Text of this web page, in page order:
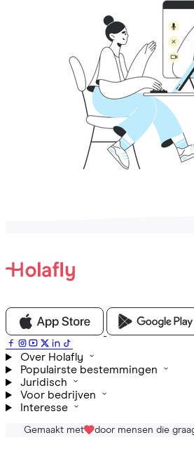
Over Holafly
Populairste bestemmingen
Juridisch
Voor bedrijven
Interesse
Gemaakt met door mensen die